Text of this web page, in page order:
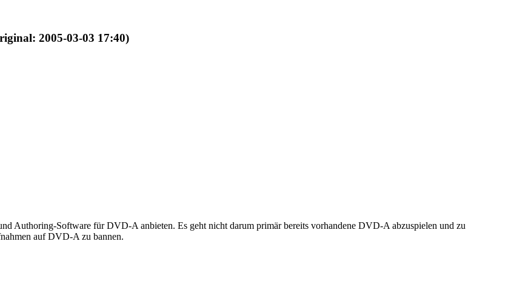
2005-03-03 17:40)
Authoring-Software für DVD-A anbieten. Es geht nicht darum primär bereits vorhandene DVD-A abzuspielen und zu
auf DVD-A zu bannen.